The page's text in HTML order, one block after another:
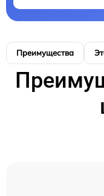
Преимущества